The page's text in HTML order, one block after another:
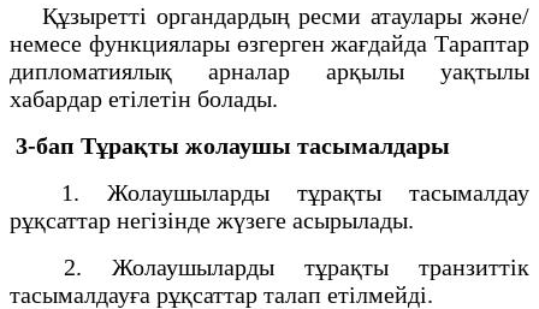
Құзыретті органдардың ресми атаулары және/
немесе функциялары өзгерген жағдайда Тараптар
дипломатиялық арналар арқылы уақтылы
хабардар етілетін болады.
3-бап Тұрақты жолаушы тасымалдары
1. Жолаушыларды тұрақты тасымалдау
рұқсаттар негізінде жүзеге асырылады.
2. Жолаушыларды тұрақты транзиттік
тасымалдауға рұқсаттар талап етілмейді.